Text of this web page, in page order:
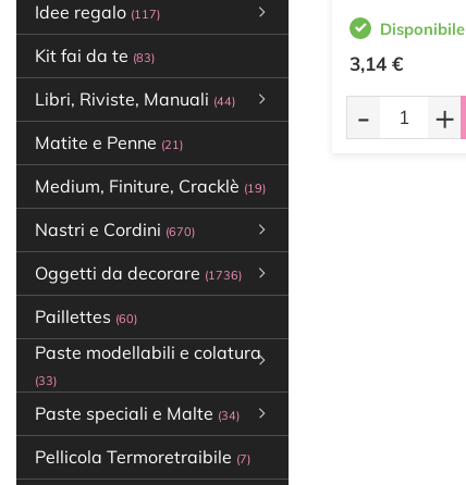
Idee regalo (117)
Kit fai da te (83)
Libri, Riviste, Manuali (44)
Matite e Penne (21)
Medium, Finiture, Cracklè (19)
Nastri e Cordini (670)
Oggetti da decorare (1736)
Paillettes (60)
Paste modellabili e colatura
(33)
Paste speciali e Malte (34)
Pellicola Termoretraibile (7)
Disponibile
3,14 €
- +